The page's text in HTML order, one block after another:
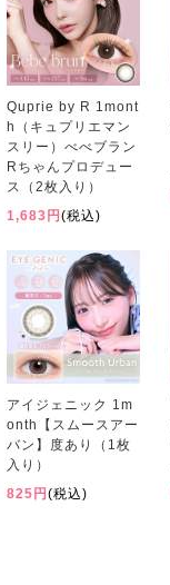
Quprie by R 1mont
h（キュプリエマン
スリー）べべブラン
Rちゃんプロデュー
ス（2枚入り）
1,683円 (税込)
アイジェニック 1m
onth【スムースアー
バン】度あり（1枚
入り）
825円 (税込)